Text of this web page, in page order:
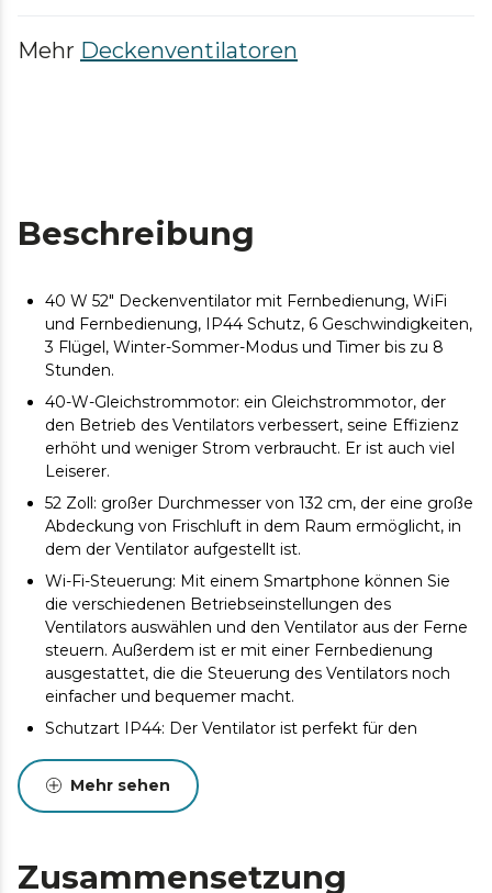
Mehr Deckenventilatoren
Beschreibung
40 W 52" Deckenventilator mit Fernbedienung, WiFi
und Fernbedienung, IP44 Schutz, 6 Geschwindigkeiten,
3 Flügel, Winter-Sommer-Modus und Timer bis zu 8
Stunden.
40-W-Gleichstrommotor: ein Gleichstrommotor, der
den Betrieb des Ventilators verbessert, seine Effizienz
erhöht und weniger Strom verbraucht. Er ist auch viel
Leiserer.
52 Zoll: großer Durchmesser von 132 cm, der eine große
Abdeckung von Frischluft in dem Raum ermöglicht, in
dem der Ventilator aufgestellt ist.
Wi-Fi-Steuerung: Mit einem Smartphone können Sie
die verschiedenen Betriebseinstellungen des
Ventilators auswählen und den Ventilator aus der Ferne
steuern. Außerdem ist er mit einer Fernbedienung
ausgestattet, die die Steuerung des Ventilators noch
einfacher und bequemer macht.
Schutzart IP44: Der Ventilator ist perfekt für den
Zertifizierung, die seine hohe Schutzart belegt, so dass
er sowohl im Freien als auch in Innenräumen
oder 8 Stunden Betriebsdauer. Danach schaltet sich
Mehr sehen
Zusammensetzung